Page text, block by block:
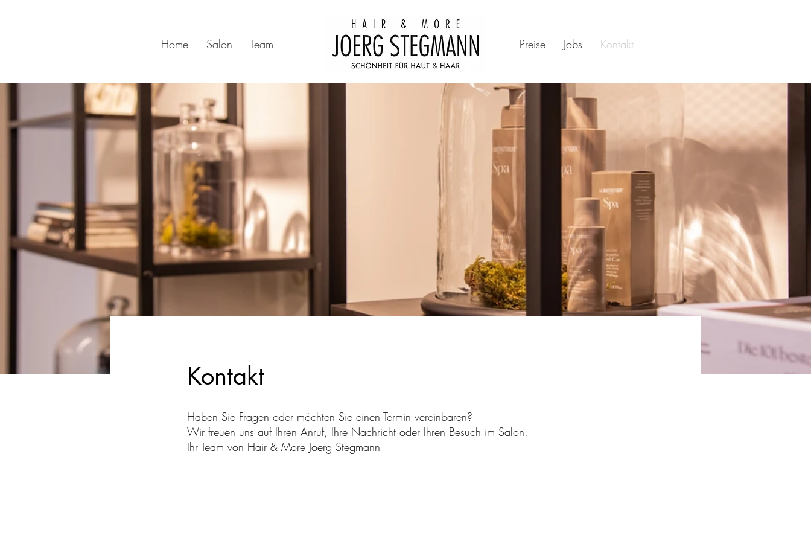
Home Salon Team Preise Jobs Kontakt
Kontakt
Haben Sie Fragen oder möchten Sie einen Termin vereinbaren?
Wir freuen uns auf Ihren Anruf, Ihre Nachricht oder Ihren Besuch im Salon.
Ihr Team von Hair & More Joerg Stegmann